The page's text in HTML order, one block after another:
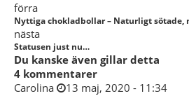
förra
Nyttiga chokladbollar – Naturligt sötade,
nästa
Statusen just nu…
Du kanske även gillar detta
4 kommentarer
Carolina
13 maj, 2020 - 11:34